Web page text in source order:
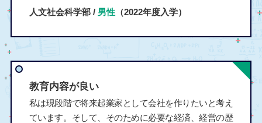
人文社会科学部 / 男性（2022年度入学）
教育内容が良い
私は現段階で将来起業家として会社を作りたいと考え
ています。そして、そのために必要な経済、経営の歴